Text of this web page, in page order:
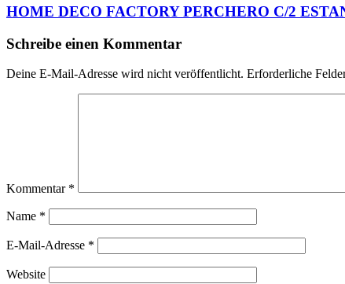
HOME DECO FACTORY PERCHERO C/2
Schreibe einen Kommentar
Deine E-Mail-Adresse wird nicht veröffentlicht. Erforderliche
Kommentar *
Name *
E-Mail-Adresse *
Website